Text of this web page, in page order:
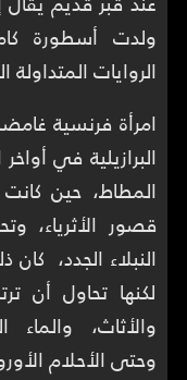
ولدت أسطورة
الروايات
امرأة فرنسية
البرازيلية في
المطاط، حين
قصور الأثرياء،
النبلاء الجدد، كان
لكنها تحاول أن
والأثاث،
وحتى الأحلام